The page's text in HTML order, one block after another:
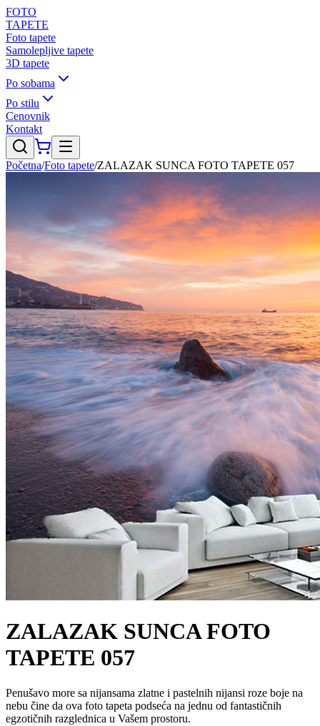
FOTO
TAPETE
Foto tapete
Samolepljive tapete
3D tapete
Po sobama
Po stilu
Cenovnik
Kontakt
Početna/Foto tapete/ZALAZAK SUNCA FOTO TAPETE 057
ZALAZAK SUNCA FOTO
TAPETE 057
Penušavo more sa nijansama zlatne i pastelnih nijansi roze boje na
nebu čine da ova foto tapeta podseća na jednu od fantastičnih
egzotičnih razglednica u Vašem prostoru.